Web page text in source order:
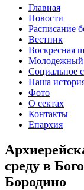
Главная
Новости
Расписание
Вестник
Воскресная
Молодежный
Социальное
Наша
Фото
О сектах
Контакты
Епархия
среду в
Бородино